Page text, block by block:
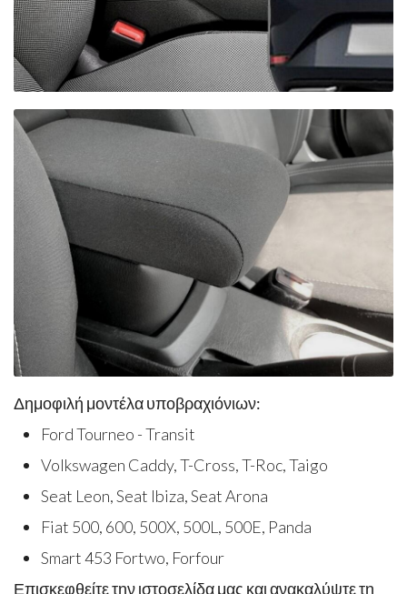
Δημοφιλή μοντέλα υποβραχιόνιων:
Ford Tourneo - Transit
Volkswagen Caddy, T-Cross, T-Roc, Taigo
Seat Leon, Seat Ibiza, Seat Arona
Fiat 500, 600, 500X, 500L, 500E, Panda
Smart 453 Fortwo, Forfour
Επισκεφθείτε την ιστοσελίδα μας και ανακαλύψτε τη